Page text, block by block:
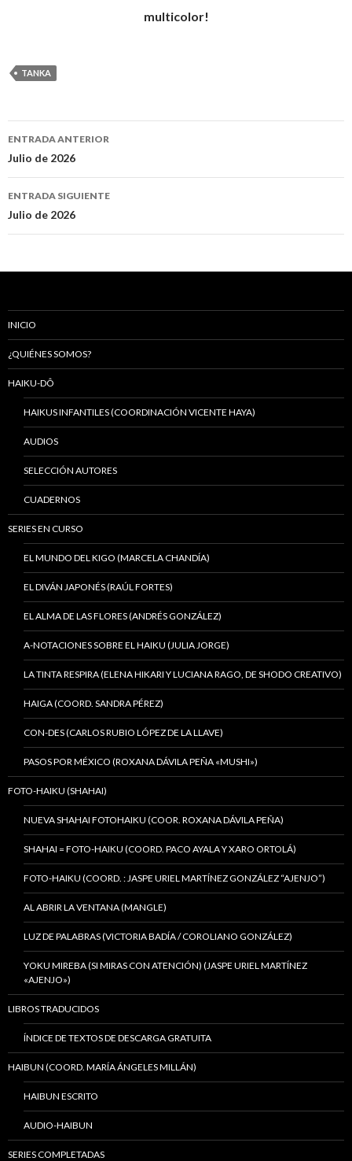
multicolor!
TANKA
Navegación
de
entradas
ENTRADA ANTERIOR
Julio de 2026
ENTRADA SIGUIENTE
Julio de 2026
INICIO
¿QUIÉNES SOMOS?
HAIKU-DÔ
HAIKUS INFANTILES (COORDINACIÓN VICENTE HAYA)
AUDIOS
SELECCIÓN AUTORES
CUADERNOS
SERIES EN CURSO
EL MUNDO DEL KIGO (MARCELA CHANDÍA)
EL DIVÁN JAPONÉS (RAÚL FORTES)
EL ALMA DE LAS FLORES (ANDRÉS GONZÁLEZ)
A-NOTACIONES SOBRE EL HAIKU (JULIA JORGE)
LA TINTA RESPIRA (ELENA HIKARI Y LUCIANA RAGO, DE SHODO CREATIVO)
HAIGA (COORD. SANDRA PÉREZ)
CON-DES (CARLOS RUBIO LÓPEZ DE LA LLAVE)
PASOS POR MÉXICO (ROXANA DÁVILA PEÑA «MUSHI»)
FOTO-HAIKU (SHAHAI)
NUEVA SHAHAI FOTOHAIKU (COOR. ROXANA DÁVILA PEÑA)
SHAHAI = FOTO-HAIKU (COORD. PACO AYALA Y XARO ORTOLÁ)
FOTO-HAIKU (COORD. : JASPE URIEL MARTÍNEZ GONZÁLEZ “AJENJO”)
AL ABRIR LA VENTANA (MANGLE)
LUZ DE PALABRAS (VICTORIA BADÍA / COROLIANO GONZÁLEZ)
YOKU MIREBA (SI MIRAS CON ATENCIÓN) (JASPE URIEL MARTÍNEZ
«AJENJO»)
LIBROS TRADUCIDOS
ÍNDICE DE TEXTOS DE DESCARGA GRATUITA
HAIBUN (COORD. MARÍA ÁNGELES MILLÁN)
HAIBUN ESCRITO
AUDIO-HAIBUN
SERIES COMPLETADAS